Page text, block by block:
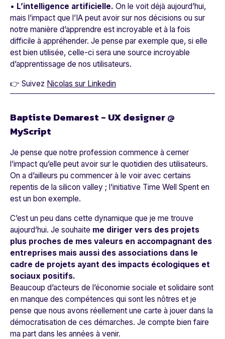
• L’intelligence artificielle. On le voit déjà aujourd’hui,
mais l’impact que l’IA peut avoir sur nos décisions ou sur
notre manière d’apprendre est incroyable et à la fois
difficile à appréhender. Je pense par exemple que, si elle
est bien utilisée, celle-ci sera une source incroyable
d’apprentissage de nos utilisateurs.
👉 Suivez Nicolas sur Linkedin
Baptiste Demarest - UX designer @
MyScript
Je pense que notre profession commence à cerner
l’impact qu’elle peut avoir sur le quotidien des utilisateurs.
On a d’ailleurs pu commencer à le voir avec certains
repentis de la silicon valley ; l’initiative Time Well Spent en
est un bon exemple.
C’est un peu dans cette dynamique que je me trouve
aujourd’hui. Je souhaite me diriger vers des projets
plus proches de mes valeurs en accompagnant des
entreprises mais aussi des associations dans le
cadre de projets ayant des impacts écologiques et
sociaux positifs.
Beaucoup d’acteurs de l’économie sociale et solidaire sont
en manque des compétences qui sont les nôtres et je
pense que nous avons réellement une carte à jouer dans la
démocratisation de ces démarches. Je compte bien faire
ma part dans les années à venir.